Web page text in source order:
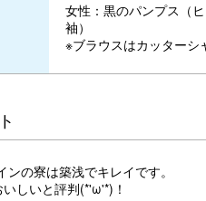
女性：黒のパンプス（
袖）
※ブラウスはカッターシ
の寮は築浅でキレイです。
しいと評判(*'ω'*)！